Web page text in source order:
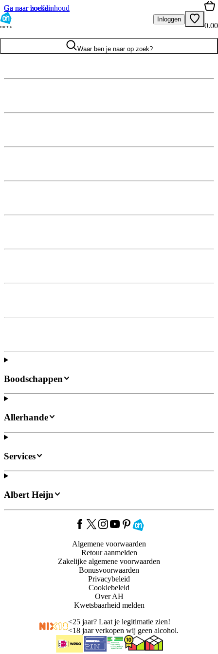
Ga naar hoofdinhoud
Ga naar zoeken
menu
Inloggen
0.00
Waar ben je naar op zoek?
Boodschappen
Allerhande
Services
Albert Heijn
Algemene voorwaarden
Retour aanmelden
Zakelijke algemene voorwaarden
Bonusvoorwaarden
Privacybeleid
Cookiebeleid
Over AH
Kwetsbaarheid melden
<25 jaar? Laat je legitimatie zien!
<18 jaar verkopen wij geen alcohol.